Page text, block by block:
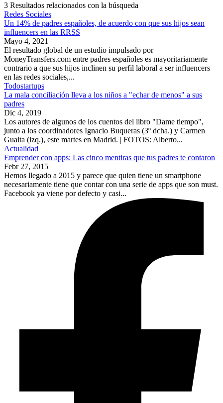
3 Resultados relacionados con la búsqueda
Redes Sociales
Un 14% de padres españoles, de acuerdo con que sus hijos sean
influencers en las RRSS
Mayo 4, 2021
El resultado global de un estudio impulsado por
MoneyTransfers.com entre padres españoles es mayoritariamente
contrario a que sus hijos inclinen su perfil laboral a ser influencers
en las redes sociales,...
Todostartups
La mala conciliación lleva a los niños a "echar de menos" a sus
padres
Dic 4, 2019
Los autores de algunos de los cuentos del libro "Dame tiempo",
junto a los coordinadores Ignacio Buqueras (3º dcha.) y Carmen
Guaita (izq.), este martes en Madrid. | FOTOS: Alberto...
Actualidad
Emprender con apps: Las cinco mentiras que tus padres te contaron
Febr 27, 2015
Hemos llegado a 2015 y parece que quien tiene un smartphone
necesariamente tiene que contar con una serie de apps que son must.
Facebook ya viene por defecto y casi...